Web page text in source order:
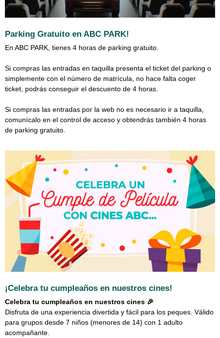
Parking Gratuito en ABC PARK!
En ABC PARK, tienes 4 horas de parking gratuito.
Si compras las entradas en taquilla presenta el ticket del parking o
simplemente con el número de matrícula, no hace falta coger
ticket, podrás conseguir el descuento de 4 horas.
Si compras las entradas por la web no es necesario ir a taquilla,
comunícalo en el control de acceso y obtendrás también 4 horas
de parking gratuito.
¡Celebra tu cumpleaños en nuestros cines!
Celebra tu cumpleaños en nuestros cines 🎉
Disfruta de una experiencia divertida y fácil para los peques. Válido
para grupos desde 7 niños (menores de 14) con 1 adulto
acompañante.